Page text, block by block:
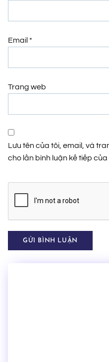
Email *
Trang web
Lưu tên của tôi, email, và
cho lần bình luận kế tiếp của